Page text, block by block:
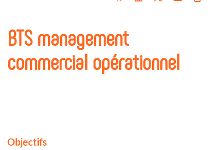
BTS management
commercial opérationnel
Objectifs